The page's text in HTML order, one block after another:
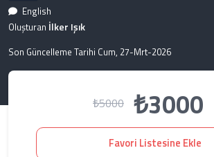
English
Oluşturan İlker Işık
Son Güncelleme Tarihi Cum, 27-Mrt-2026
₺5000 ₺3000
Favori Listesine Ekle